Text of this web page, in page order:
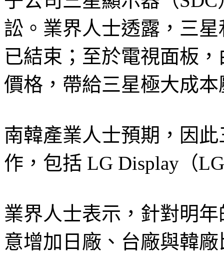
訟。業界人士透露，三
已結束；至於電視面板
價格，帶給三星極大成
南韓產業人士預期，因
作，包括 LG Display（
業界人士表示，針對明
意增加日廠、台廠與韓